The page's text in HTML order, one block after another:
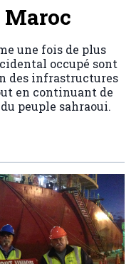
Maroc
une fois de plus
occupé sont
des infrastructures
en continuant de
peuple sahraoui.